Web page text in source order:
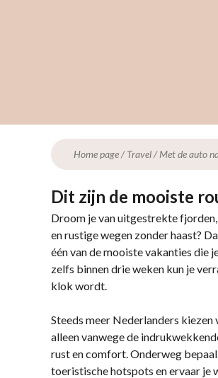
Home page/Travel/Met de auto
Dit zijn de mooiste
Droom je van uitgestrekte
en rustige wegen zonder haast?
één van de mooiste vakanties die
zelfs binnen drie weken kun je
klok wordt.
Steeds meer Nederlanders
alleen vanwege de
rust en comfort. Onderweg
toeristische hotspots en ervaar je